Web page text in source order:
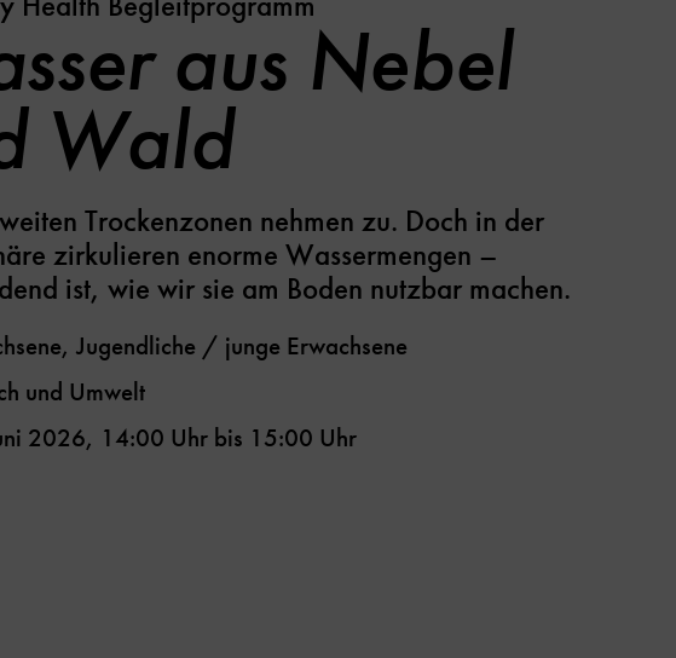
aus Nebel
Wald
Trockenzonen nehmen zu. Doch in der
zirkulieren enorme Wassermengen –
ist, wie wir sie am Boden nutzbar machen.
Jugendliche / junge Erwachsene
und Umwelt
2026, 14:00 Uhrbis 15:00 Uhr